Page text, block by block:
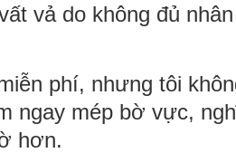
vả do không đủ nhân
phí, nhưng tôi
ngay mép bờ vực,
hơn.